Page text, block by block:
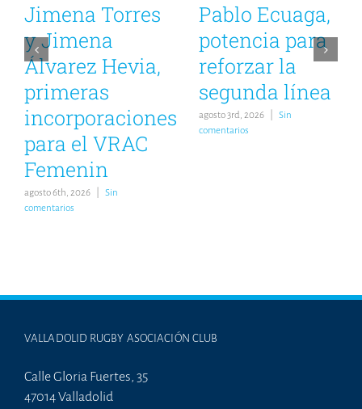
Jimena Torres
y Jimena
Álvarez Hevia,
primeras
incorporaciones
para el VRAC
Femenin
agosto 6th, 2026
Sin
comentarios
Pablo Ecuaga,
potencia para
reforzar la
segunda línea
agosto 3rd, 2026
Sin
comentarios
VALLADOLID RUGBY ASOCIACIÓN CLUB
Calle Gloria Fuertes, 35
47014 Valladolid